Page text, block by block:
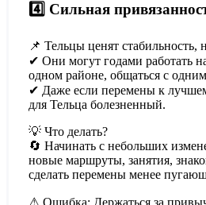
4️⃣ Сильная
📌 Тельцы ценят стабильность,
✔ Они могут годами работать
одном районе, общаться с
✔ Даже если перемены к
для Тельца болезненный.
💡 Что делать?
🔄 Начинать с небольших
новые маршруты, занятия,
сделать перемены менее
⚠ Ошибка: Держаться за